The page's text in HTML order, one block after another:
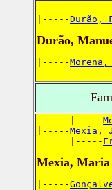
|-----Durão,
Durão,
|-----Morena,
      |-----
|-----Mexia,
      |-----
Mexia, Maria
|-----